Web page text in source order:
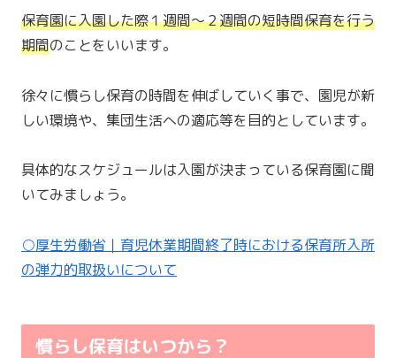
保育園に入園した際１週間〜２週間の短時間保育を行う
期間のことをいいます。
徐々に慣らし保育の時間を伸ばしていく事で、園児が新
しい環境や、集団生活への適応等を目的としています。
具体的なスケジュールは入園が決まっている保育園に聞
いてみましょう。
○厚生労働省｜育児休業期間終了時における保育所入所
の弾力的取扱いについて
慣らし保育はいつから？